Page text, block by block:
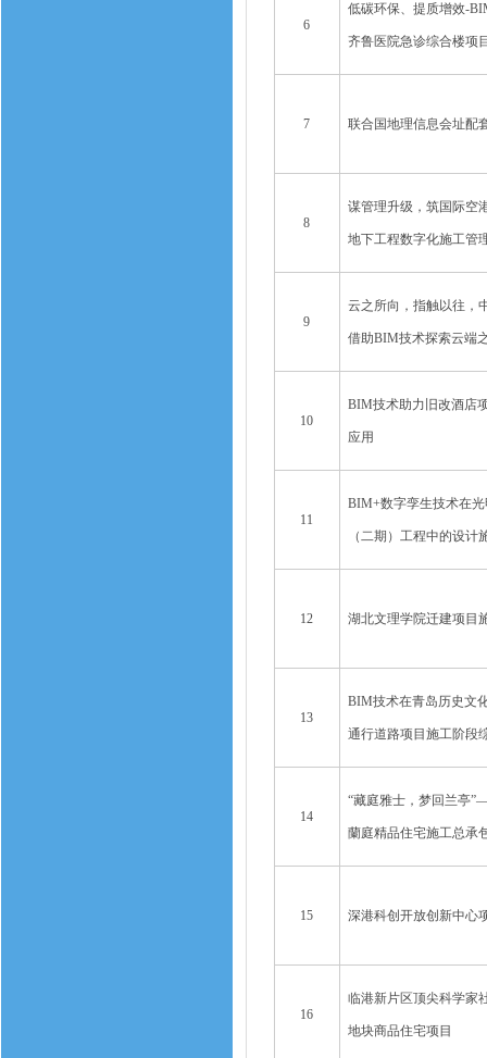
6
低碳环保、提质增效-
齐鲁医院急诊综合楼项
7 联合国地理信息会址配
8
谋管理升级，筑国际
地下工程数字化施工管
9
云之所向，指触以往，
借助BIM技术探索云端
10
BIM技术助力旧改酒店
应用
11
BIM+数字孪生技术在
（二期）工程中的设计
12 湖北文理学院迁建项目
13
BIM技术在青岛历史文
通行道路项目施工阶段
14
“藏庭雅士，梦回兰亭
蘭庭精品住宅施工总承
15 深港科创开放创新中心
16
临港新片区顶尖科学家
地块商品住宅项目